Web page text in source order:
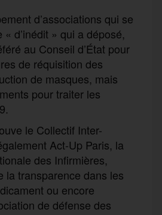
d’associations qui se
d’inédit » qui a déposé,
au Conseil d’État pour
de réquisition des
de masques, mais
pour traiter les
le Collectif Inter-
Act-Up Paris, la
des Infirmières,
la transparence dans les
ou encore
de défense des